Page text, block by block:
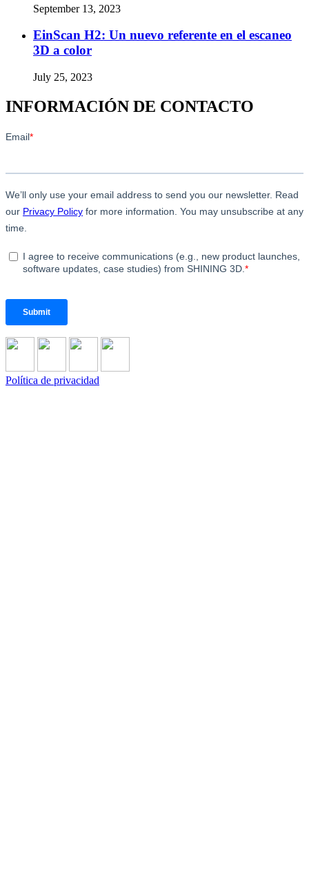
September 13, 2023
EinScan H2: Un nuevo referente en el escaneo
3D a color
July 25, 2023
INFORMACIÓN DE CONTACTO
Política de privacidad